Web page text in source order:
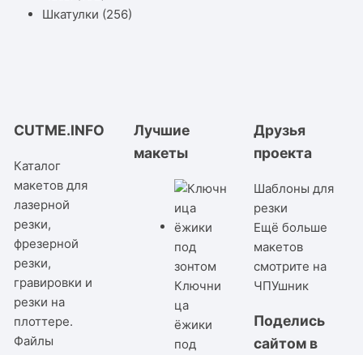
Шкатулки (256)
CUTME.INFO
Каталог
макетов для
лазерной
резки,
фрезерной
резки,
гравировки и
резки на
плоттере.
Файлы
Лучшие
макеты
Ключни
ца
ёжики
под
Друзья
проекта
Шаблоны для
резки
Ещё больше
макетов
смотрите на
ЧПУшник
Поделись
сайтом в